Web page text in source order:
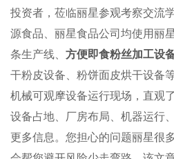
投资者，莅临丽星参观考察交流
源食品、丽星食品公司均使用丽
条生产线、 方便即食粉丝加工设
干粉皮设备、粉饼面皮烘干设备
机械可观摩设备运行现场，直观
设备占地、厂房布局、机器运行
更多信息。您担心的问题丽星很